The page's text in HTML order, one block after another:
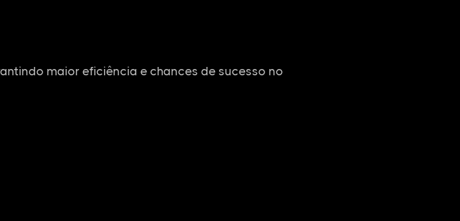
maior eficiência e chances de sucesso no